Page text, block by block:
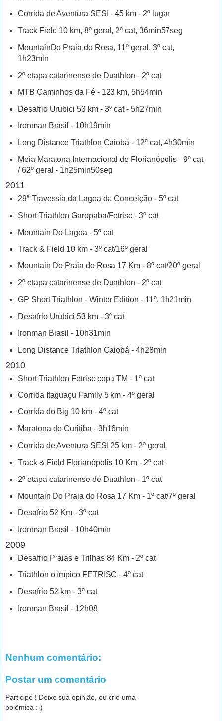
Corrida de Aventura SESI - 45 km - 2º lugar
Track Field 10 km, 8º geral, 2º cat, 36min57seg
MountainDo Praia do Rosa, 11º geral, 3º cat,
1h23min
2º etapa catarinense de Duathlon - 2º cat
MTB Caminhos da Fé - 123 km, 5h54min
Desafrio Urubici 53 km - 3º cat - 5h27min
Ironman Brasil - 10h19min
Long Distance Triathlon Caiobá - 12º cat, 4h30min
Meia Maratona Internacional de Florianópolis - 9º cat
/ 62º geral - 1h25min50seg
2011
29ª Travessia da Lagoa da Conceição - 5º cat
Short Triathlon Garopaba/Fetrisc - 3º cat
Mountain Do Lagoa - 5º cat
Track & Field 10 km - 3º cat/16º geral
Mountain Do Praia do Rosa 17 Km - 8º cat/20º geral
2º etapa catarinense de Duathlon - 2º cat
GP Short Triathlon - Winter Edition - 11º, 1h21min
Desafrio Urubici 53 km - 3º cat
Ironman Brasil - 10h31min
Long Distance Triathlon Caiobá - 4h28min
2010
Short Triathlon Fetrisc copa TM - 1º cat
Corrida Itaguaçu Family 5 km - 4º geral
Corrida do Big 10 km - 4º cat
Maratona de Curitiba - 3h16min
Corrida de Aventura SESI 25 km - 2º geral
Track & Field Florianópolis 10 Km - 2º cat
2º etapa catarinense de Duathlon - 1º cat
Mountain Do Praia do Rosa 17 Km - 1º cat/7º geral
Desafrio 52 Km - 3º cat
Ironman Brasil - 10h40min
2009
Desafrio Praias e Trilhas 84 Km - 2º cat
Triathlon olímpico FETRISC - 4º cat
Desafrio 52 km - 3º cat
Ironman Brasil - 12h08
Nenhum comentário:
Postar um comentário
Participe ! Deixe sua opinião, ou crie uma
polêmica :-)